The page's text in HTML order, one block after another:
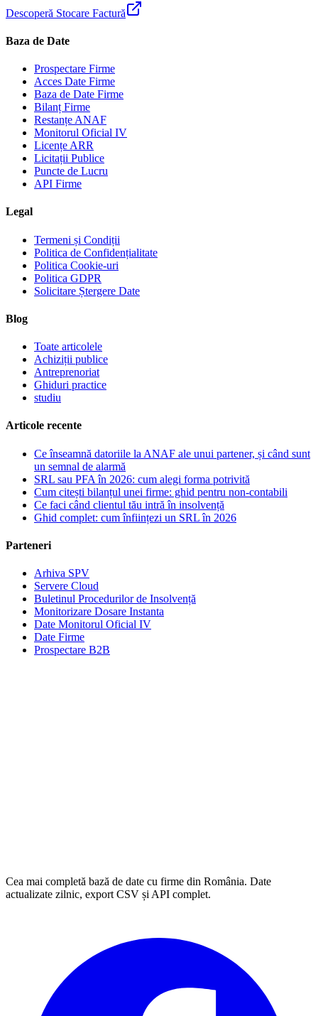
Descoperă Stocare Factură
Baza de Date
Prospectare Firme
Acces Date Firme
Baza de Date Firme
Bilanț Firme
Restanțe ANAF
Monitorul Oficial IV
Licențe ARR
Licitații Publice
Puncte de Lucru
API Firme
Legal
Termeni și Condiții
Politica de Confidențialitate
Politica Cookie-uri
Politica GDPR
Solicitare Ștergere Date
Blog
Toate articolele
Achiziții publice
Antreprenoriat
Ghiduri practice
studiu
Articole recente
Ce înseamnă datoriile la ANAF ale unui partener, și când sunt
un semnal de alarmă
SRL sau PFA în 2026: cum alegi forma potrivită
Cum citești bilanțul unei firme: ghid pentru non-contabili
Ce faci când clientul tău intră în insolvență
Ghid complet: cum înființezi un SRL în 2026
Parteneri
Arhiva SPV
Servere Cloud
Buletinul Procedurilor de Insolvență
Monitorizare Dosare Instanta
Date Monitorul Oficial IV
Date Firme
Prospectare B2B
Cea mai completă bază de date cu firme din România. Date
actualizate zilnic, export CSV și API complet.